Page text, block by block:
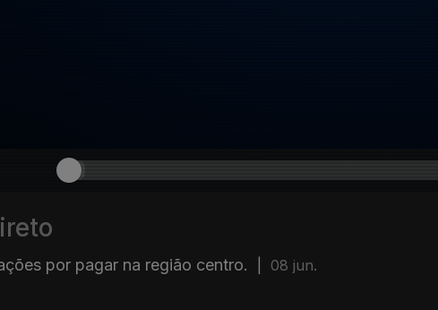
por pagar na região centro.
08 jun.